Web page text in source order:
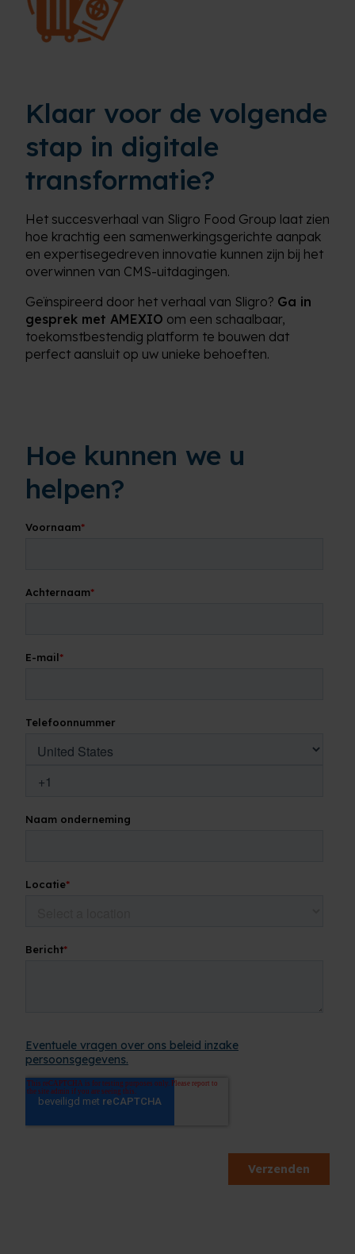
Klaar voor de volgende
stap in digitale
transformatie?
Het succesverhaal van Sligro Food Group laat zien
hoe krachtig een samenwerkingsgerichte aanpak
en expertisegedreven innovatie kunnen zijn bij het
overwinnen van CMS-uitdagingen.
Geïnspireerd door het verhaal van Sligro? Ga in
gesprek met AMEXIO om een schaalbaar,
toekomstbestendig platform te bouwen dat
perfect aansluit op uw unieke behoeften.
Hoe kunnen we u
helpen?